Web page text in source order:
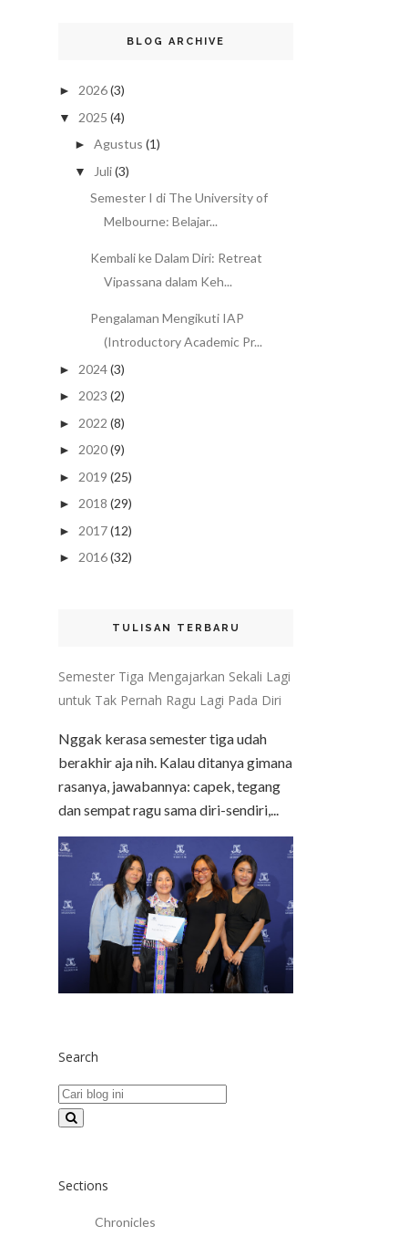
BLOG ARCHIVE
► 2026(3)
▼ 2025 (4)
► Agustus (1)
▼ Juli(3)
Semester I di The University of
Melbourne: Belajar...
Kembali ke Dalam Diri: Retreat
Vipassana dalam Keh...
Pengalaman Mengikuti IAP
(Introductory Academic Pr...
► 2024(3)
► 2023 (2)
► 2022 (8)
► 2020(9)
► 2019 (25)
► 2018 (29)
► 2017(12)
► 2016(32)
TULISAN TERBARU
Semester Tiga Mengajarkan Sekali Lagi
untuk Tak Pernah Ragu Lagi Pada Diri
Nggak kerasa semester tiga udah
berakhir aja nih. Kalau ditanya gimana
rasanya, jawabannya: capek, tegang
dan sempat ragu sama diri-sendiri,...
Search
Sections
Chronicles